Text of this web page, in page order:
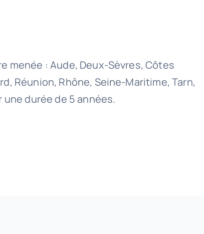
menée : Aude, Deux-Sèvres, Côtes
Réunion, Rhône, Seine-Maritime, Tarn,
une durée de 5 années.